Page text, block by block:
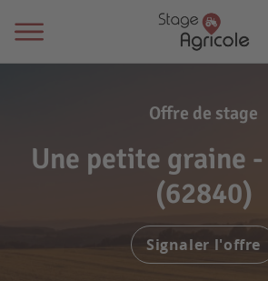
Offre de stage
Une petite graine
(62840)
Signaler l'offre